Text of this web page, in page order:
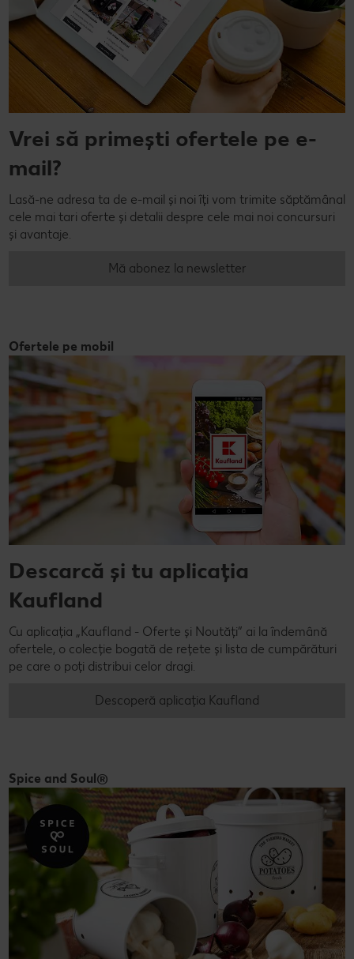
Vrei să primești ofertele pe e-
mail?
Lasă-ne adresa ta de e-mail și noi îți vom trimite săptămânal
cele mai tari oferte și detalii despre cele mai noi concursuri
și avantaje.
Mă abonez la newsletter
Ofertele pe mobil
Descarcă și tu aplicația
Kaufland
Cu aplicația „Kaufland - Oferte și Noutăți” ai la îndemână
ofertele, o colecție bogată de rețete și lista de cumpărături
pe care o poți distribui celor dragi.
Descoperă aplicația Kaufland
Spice and Soul®